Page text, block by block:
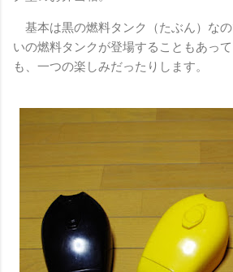
基本は黒の燃料タンク（たぶん）な
いの燃料タンクが登場することもあっ
も、一つの楽しみだったりします。